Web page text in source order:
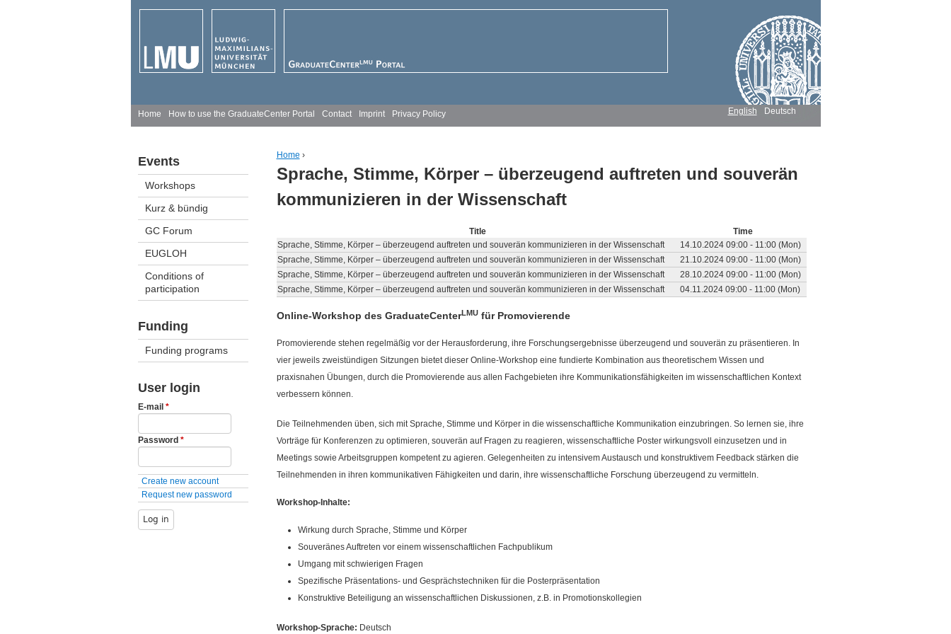
Jump to navigation
Events
Workshops
Kurz & bündig
GC Forum
EUGLOH
Conditions of
participation
Funding
Funding programs
User login
E-mail *
Password *
Create new account
Request new password
You are here
Home ›
Sprache, Stimme, Körper – überzeugend auftreten und souverän
kommunizieren in der Wissenschaft
Title
Time
Sprache, Stimme, Körper – überzeugend auftreten und souverän kommunizieren in der Wissenschaft
14.10.2024 09:00 - 11:00 (Mon)
Sprache, Stimme, Körper – überzeugend auftreten und souverän kommunizieren in der Wissenschaft
21.10.2024 09:00 - 11:00 (Mon)
Sprache, Stimme, Körper – überzeugend auftreten und souverän kommunizieren in der Wissenschaft
28.10.2024 09:00 - 11:00 (Mon)
Sprache, Stimme, Körper – überzeugend auftreten und souverän kommunizieren in der Wissenschaft
04.11.2024 09:00 - 11:00 (Mon)
Online-Workshop des GraduateCenterLMUfür Promovierende
Promovierende stehen regelmäßig vor der Herausforderung, ihre Forschungsergebnisse überzeugend und souverän zu präsentieren. In
vier jeweils zweistündigen Sitzungen bietet dieser Online-Workshop eine fundierte Kombination aus theoretischem Wissen und
praxisnahen Übungen, durch die Promovierende aus allen Fachgebieten ihre Kommunikationsfähigkeiten im wissenschaftlichen Kontext
verbessern können.
Die Teilnehmenden üben, sich mit Sprache, Stimme und Körper in die wissenschaftliche Kommunikation einzubringen. So lernen sie, ihre
Vorträge für Konferenzen zu optimieren, souverän auf Fragen zu reagieren, wissenschaftliche Poster wirkungsvoll einzusetzen und in
Meetings sowie Arbeitsgruppen kompetent zu agieren. Gelegenheiten zu intensivem Austausch und konstruktivem Feedback stärken die
Teilnehmenden in ihren kommunikativen Fähigkeiten und darin, ihre wissenschaftliche Forschung überzeugend zu vermitteln.
Workshop-Inhalte:
Wirkung durch Sprache, Stimme und Körper
Souveränes Auftreten vor einem wissenschaftlichen Fachpublikum
Umgang mit schwierigen Fragen
Spezifische Präsentations- und Gesprächstechniken für die Posterpräsentation
Konstruktive Beteiligung an wissenschaftlichen Diskussionen, z.B. in Promotionskollegien
Workshop-Sprache: Deutsch
M
i
m
e
n
Home How to use the GraduateCenter Portal Contact Imprint Privacy Policy English Deutsch